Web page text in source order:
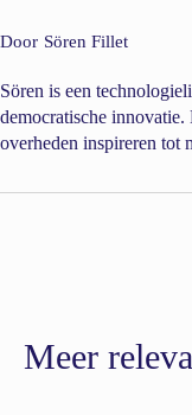
Door Sören Fillet
Sören is een
democratische
overheden inspireren tot
Meer